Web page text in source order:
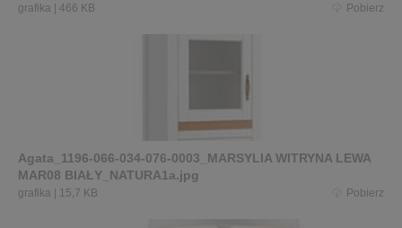
grafika | 466 KB Pobierz
Agata_1196-066-034-076-0003_MARSYLIA WITRYNA LEWA
MAR08 BIAŁY_NATURA1a.jpg
grafika | 15,7 KB Pobierz